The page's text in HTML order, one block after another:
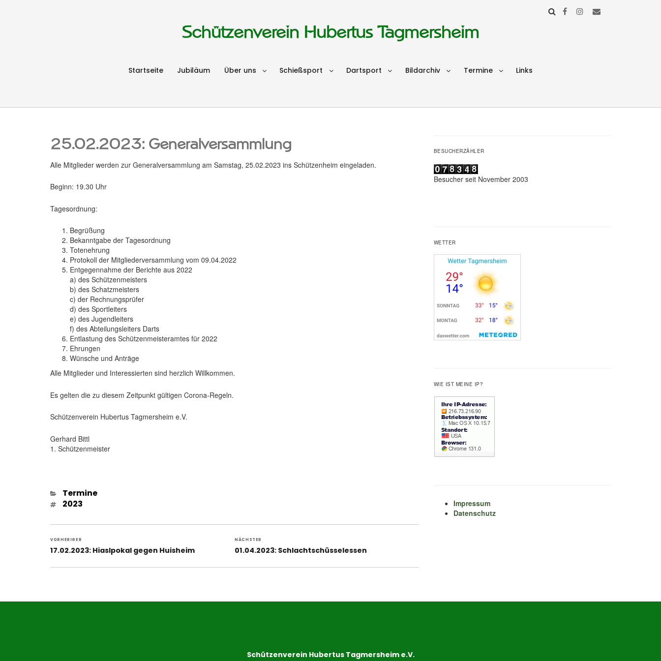
Schützenverein Hubertus Tagmersheim
Startseite Jubiläum Über uns Schießsport Dartsport Bildarchiv Termine Links
25.02.2023: Generalversammlung
Alle Mitglieder werden zur Generalversammlung am Samstag, 25.02.2023 ins Schützenheim eingeladen.
Beginn: 19.30 Uhr
Tagesordnung:
Begrüßung
Bekanntgabe der Tagesordnung
Totenehrung
Protokoll der Mitgliederversammlung vom 09.04.2022
Entgegennahme der Berichte aus 2022
a) des Schützenmeisters
b) des Schatzmeisters
c) der Rechnungsprüfer
d) des Sportleiters
e) des Jugendleiters
f) des Abteilungsleiters Darts
Entlastung des Schützenmeisteramtes für 2022
Ehrungen
Wünsche und Anträge
Alle Mitglieder und Interessierten sind herzlich Willkommen.
Es gelten die zu diesem Zeitpunkt gültigen Corona-Regeln.
Schützenverein Hubertus Tagmersheim e.V.
Gerhard Bittl
1. Schützenmeister
Kategorien
Termine
Schlagwörter
2023
VORHERIGER
Vorheriger
17.02.2023: Hiaslpokal gegen Huisheim
NÄCHSTER
Nächster
01.04.2023: Schlachtschüsselessen
BESUCHERZÄHLER
Besucher seit November 2003
WETTER
WIE IST MEINE IP?
Impressum
Datenschutz
Schützenverein Hubertus Tagmersheim e.V.